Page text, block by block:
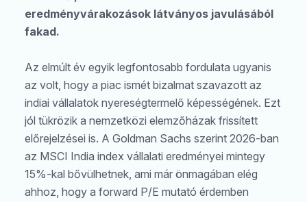
eredményvárakozások látványos javulásából
fakad.
Az elmúlt év egyik legfontosabb fordulata ugyanis
az volt, hogy a piac ismét bizalmat szavazott az
indiai vállalatok nyereségtermelő képességének. Ezt
jól tükrözik a nemzetközi elemzőházak frissített
előrejelzései is. A Goldman Sachs szerint 2026-ban
az MSCI India index vállalati eredményei mintegy
15%-kal bővülhetnek, ami már önmagában elég
ahhoz, hogy a forward P/E mutató érdemben